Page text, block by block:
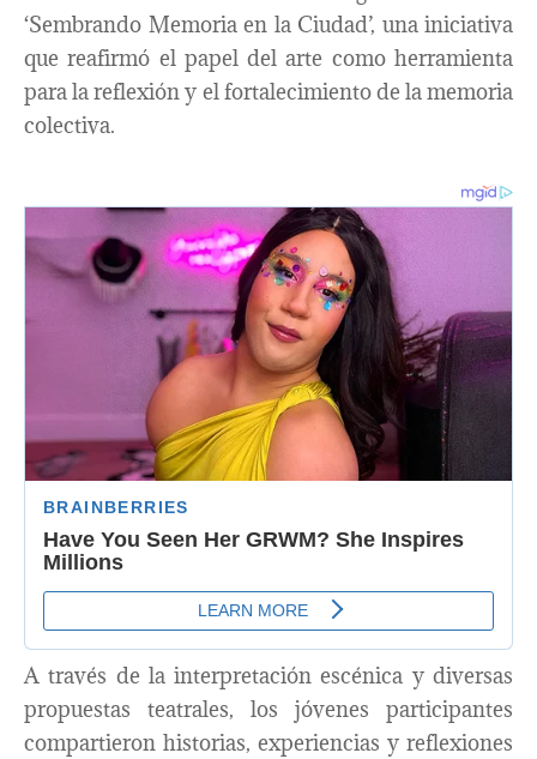
‘Sembrando Memoria en la Ciudad’, una iniciativa
que reafirmó el papel del arte como herramienta
para la reflexión y el fortalecimiento de la memoria
colectiva.
A través de la interpretación escénica y diversas
propuestas teatrales, los jóvenes participantes
compartieron historias, experiencias y reflexiones